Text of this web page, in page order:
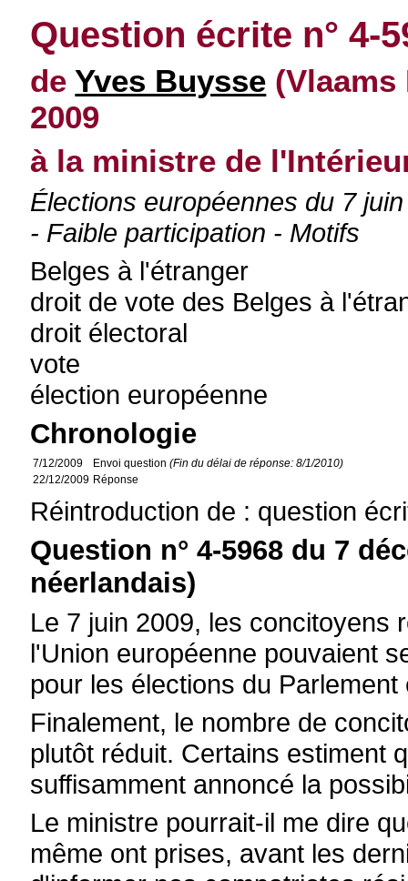
Question écrite n° 4-
deYves Buysse (Vlaams
2009
à la ministre de
Élections européennes du 7
- Faible participation - Motifs
Belges à l'étranger
droit de vote des Belges à
droit électoral
vote
élection européenne
Chronologie
7/12/2009 Envoi question(Fin du délai de réponse: 8/1/2010)
22/12/2009 Réponse
Réintroduction de : question
Question n° 4-5968 du 7
néerlandais)
Le 7 juin 2009, les concitoyens
l'Union européenne pouvaient
pour les élections du
Finalement, le nombre de
plutôt réduit. Certains estiment
suffisamment annoncé la
Le ministre pourrait-il me dire
même ont prises, avant les